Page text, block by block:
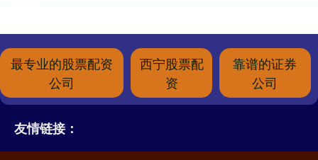
最专业的股票配资
公司
西宁股票配
资
靠谱的证券
公司
友情链接：